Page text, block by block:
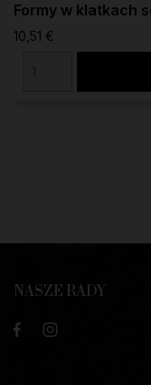
Formy w klatkach
10,51 €
NASZE RADY